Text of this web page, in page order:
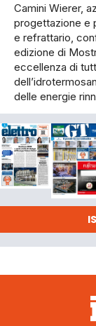
Camini Wierer,
progettazione e
e refrattario,
edizione di
eccellenza di
delle energie